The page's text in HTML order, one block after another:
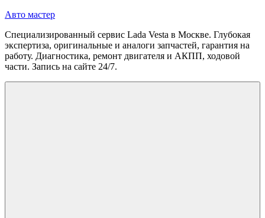
Перейти
содержимому
Авто мастер
Специализированный сервис Lada Vesta в Москве. Глубокая
экспертиза, оригинальные и аналоги запчастей, гарантия на
работу. Диагностика, ремонт двигателя и АКПП, ходовой
части. Запись на сайте 24/7.